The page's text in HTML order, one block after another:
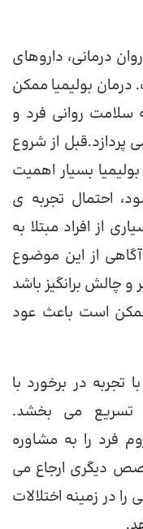
درمانی، داروهای
بولیمیا ممکن
روانی فرد و
از شروع
بسیار اهمیت
احتمال تجربه ی
از افراد مبتلا به
از این موضوع
چالش برانگیز باشد
است باعث عود
تجربه در برخورد با
تسریع می بخشد.
فرد را به مشاوره
دیگری ارجاع می
در زمینه اختلالات